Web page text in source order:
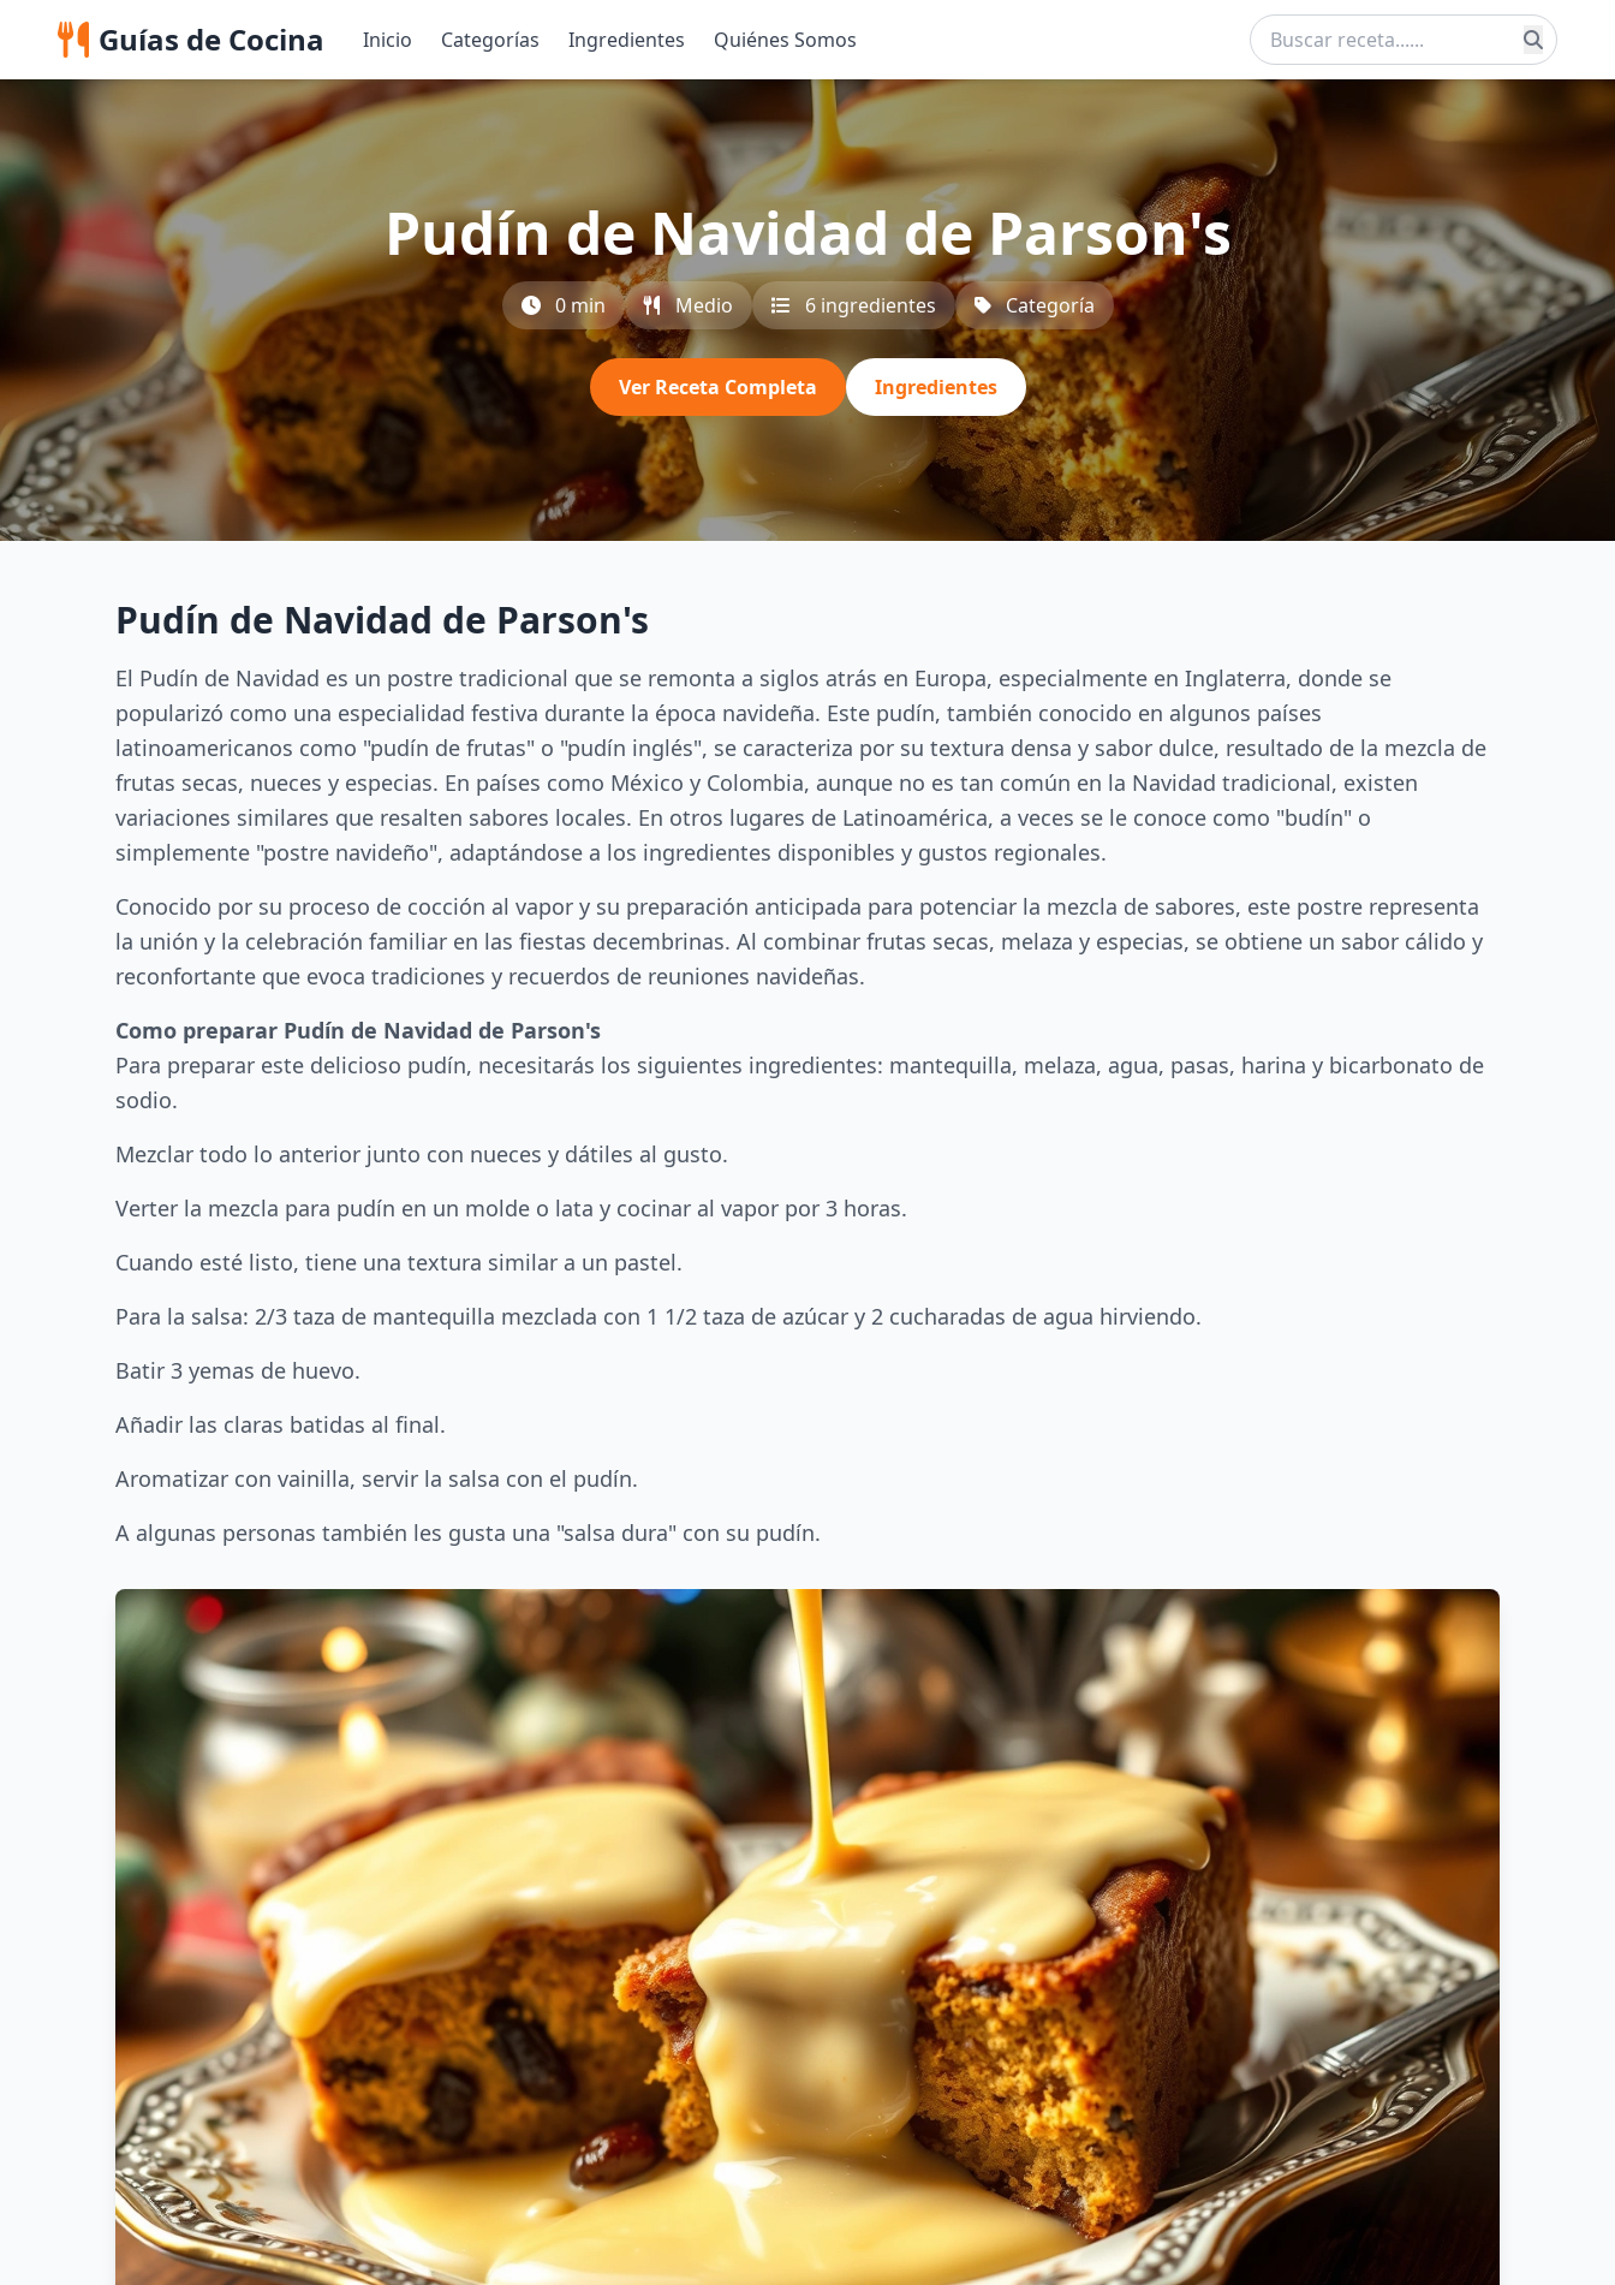
Guías de Cocina Inicio Categorías Ingredientes Quiénes Somos
Pudín de Navidad de Parson's
0 min Medio 6 ingredientes Categoría
Ver Receta Completa Ingredientes
Pudín de Navidad de Parson's
El Pudín de Navidad es un postre tradicional que se remonta a siglos atrás en Europa, especialmente en Inglaterra, donde se
popularizó como una especialidad festiva durante la época navideña. Este pudín, también conocido en algunos países
latinoamericanos como "pudín de frutas" o "pudín inglés", se caracteriza por su textura densa y sabor dulce, resultado de la mezcla de
frutas secas, nueces y especias. En países como México y Colombia, aunque no es tan común en la Navidad tradicional, existen
variaciones similares que resalten sabores locales. En otros lugares de Latinoamérica, a veces se le conoce como "budín" o
simplemente "postre navideño", adaptándose a los ingredientes disponibles y gustos regionales.
Conocido por su proceso de cocción al vapor y su preparación anticipada para potenciar la mezcla de sabores, este postre representa
la unión y la celebración familiar en las fiestas decembrinas. Al combinar frutas secas, melaza y especias, se obtiene un sabor cálido y
reconfortante que evoca tradiciones y recuerdos de reuniones navideñas.
Como preparar Pudín de Navidad de Parson's
Para preparar este delicioso pudín, necesitarás los siguientes ingredientes: mantequilla, melaza, agua, pasas, harina y bicarbonato de
sodio.
Mezclar todo lo anterior junto con nueces y dátiles al gusto.
Verter la mezcla para pudín en un molde o lata y cocinar al vapor por 3 horas.
Cuando esté listo, tiene una textura similar a un pastel.
Para la salsa: 2/3 taza de mantequilla mezclada con 1 1/2 taza de azúcar y 2 cucharadas de agua hirviendo.
Batir 3 yemas de huevo.
Añadir las claras batidas al final.
Aromatizar con vainilla, servir la salsa con el pudín.
A algunas personas también les gusta una "salsa dura" con su pudín.